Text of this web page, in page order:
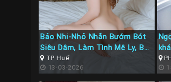
Bảo Nhi-Nhỏ Nhắn Bướm Bót
Siêu Dâm, Làm Tình Mê Ly, BJ
cực đã
TP Huế
13-03-2026